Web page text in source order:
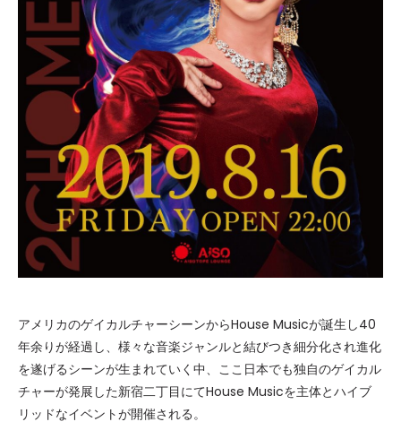
アメリカのゲイカルチャーシーンからHouse Musicが誕生し40
年余りが経過し、様々な音楽ジャンルと結びつき細分化され進化
を遂げるシーンが生まれていく中、ここ日本でも独自のゲイカル
チャーが発展した新宿二丁目にてHouse Musicを主体とハイブ
リッドなイベントが開催される。